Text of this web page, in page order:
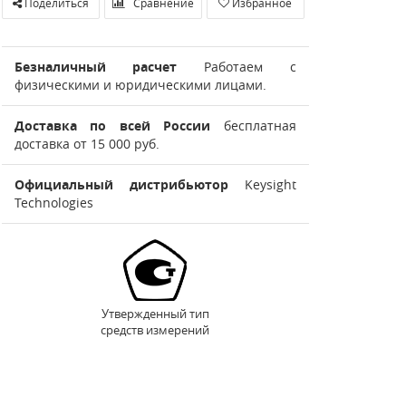
Безналичный расчет Работаем с
физическими и юридическими лицами.
Доставка по всей России бесплатная
доставка от 15 000 руб.
Официальный дистрибьюторKeysight
Technologies
Утвержденный тип
средств измерений